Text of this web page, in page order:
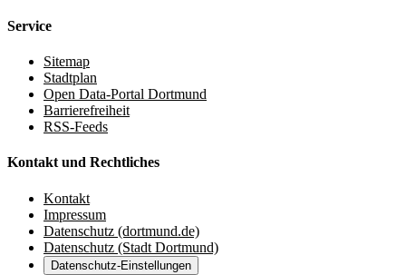
Service
Sitemap
Stadtplan
Open Data-Portal Dortmund
Barrierefreiheit
RSS-Feeds
Kontakt und Rechtliches
Kontakt
Impressum
Datenschutz (dortmund.de)
Datenschutz (Stadt Dortmund)
Datenschutz-Einstellungen